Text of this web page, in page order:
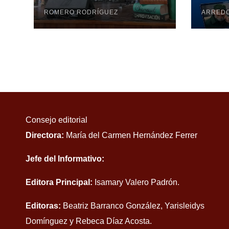
Mayabeque: Arte,
poesía y amor en la
Semana Mundial de
ROMERO RODRÍGUEZ
Consejo editorial
Directora: María del Carmen Hernández Ferrer
Jefe del Informativo:
Editora Principal: Isamary Valero Padrón.
Editoras: Beatriz Barranco González, Yarisleidys
Domínguez y Rebeca Díaz Acosta.